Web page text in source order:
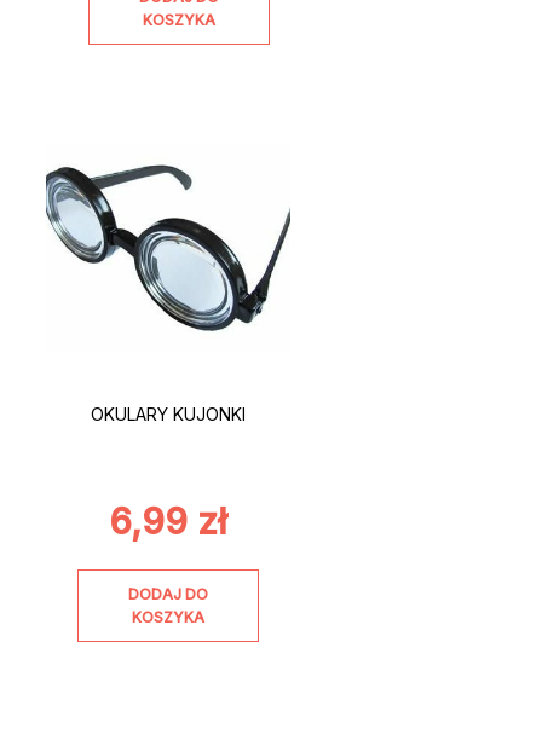
KOSZYKA
OKULARY KUJONKI
6,99 zł
DODAJ DO
KOSZYKA